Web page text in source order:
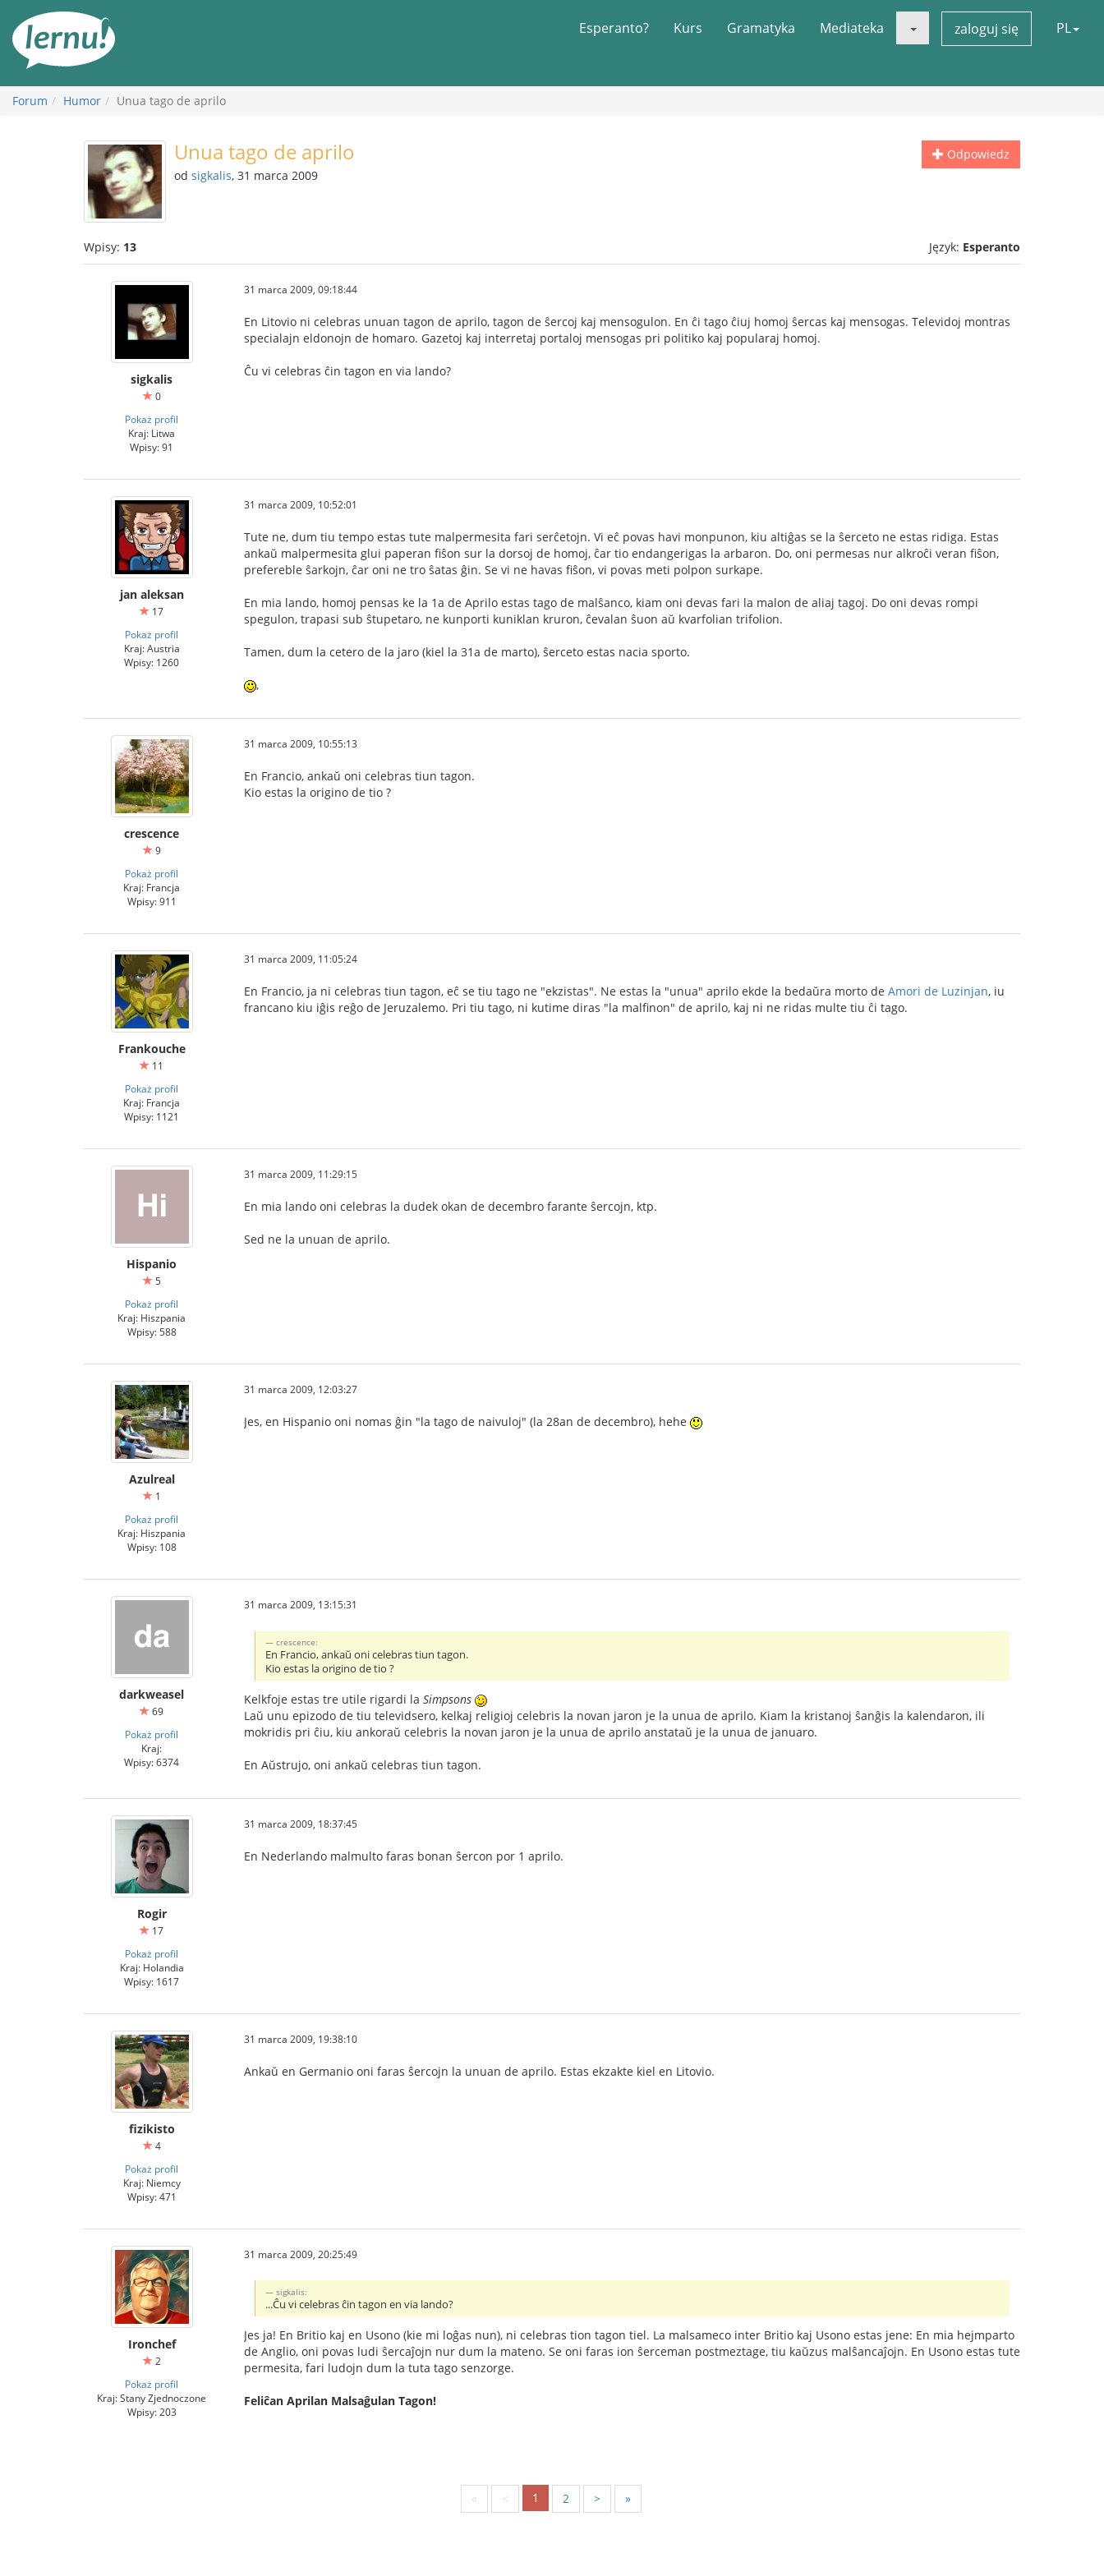
Esperanto? Kurs Gramatyka Mediateka zaloguj się PL
Forum Humor Unua tago de aprilo
Odpowiedz
Unua tago de aprilo
od sigkalis, 31 marca 2009
Wpisy: 13 Język: Esperanto
sigkalis
0
Pokaż profil
Kraj: Litwa
Wpisy: 91
31 marca 2009, 09:18:44
En Litovio ni celebras unuan tagon de aprilo, tagon de ŝercoj kaj mensogulon. En ĉi tago ĉiuj homoj ŝercas kaj mensogas. Televidoj montras
specialajn eldonojn de homaro. Gazetoj kaj interretaj portaloj mensogas pri politiko kaj popularaj homoj.
Ĉu vi celebras ĉin tagon en via lando?
jan aleksan
17
Pokaż profil
Kraj: Austria
Wpisy: 1260
31 marca 2009, 10:52:01
Tute ne, dum tiu tempo estas tute malpermesita fari serĉetojn. Vi eĉ povas havi monpunon, kiu altiĝas se la ŝerceto ne estas ridiga. Estas
ankaŭ malpermesita glui paperan fiŝon sur la dorsoj de homoj, ĉar tio endangerigas la arbaron. Do, oni permesas nur alkroĉi veran fiŝon,
prefereble ŝarkojn, ĉar oni ne tro ŝatas ĝin. Se vi ne havas fiŝon, vi povas meti polpon surkape.
En mia lando, homoj pensas ke la 1a de Aprilo estas tago de malŝanco, kiam oni devas fari la malon de aliaj tagoj. Do oni devas rompi
spegulon, trapasi sub ŝtupetaro, ne kunporti kuniklan kruron, ĉevalan ŝuon aŭ kvarfolian trifolion.
Tamen, dum la cetero de la jaro (kiel la 31a de marto), ŝerceto estas nacia sporto.
,
crescence
9
Pokaż profil
Kraj: Francja
Wpisy: 911
31 marca 2009, 10:55:13
En Francio, ankaŭ oni celebras tiun tagon.
Kio estas la origino de tio ?
Frankouche
11
Pokaż profil
Kraj: Francja
Wpisy: 1121
31 marca 2009, 11:05:24
En Francio, ja ni celebras tiun tagon, eĉ se tiu tago ne "ekzistas". Ne estas la "unua" aprilo ekde la bedaŭra morto de Amori de Luzinjan, iu
francano kiu iĝis reĝo de Jeruzalemo. Pri tiu tago, ni kutime diras "la malfinon" de aprilo, kaj ni ne ridas multe tiu ĉi tago.
Hispanio
5
Pokaż profil
Kraj: Hiszpania
Wpisy: 588
31 marca 2009, 11:29:15
En mia lando oni celebras la dudek okan de decembro farante ŝercojn, ktp.
Sed ne la unuan de aprilo.
Azulreal
1
Pokaż profil
Kraj: Hiszpania
Wpisy: 108
31 marca 2009, 12:03:27
Jes, en Hispanio oni nomas ĝin "la tago de naivuloj" (la 28an de decembro), hehe
darkweasel
69
Pokaż profil
Kraj:
Wpisy: 6374
31 marca 2009, 13:15:31
crescence:
En Francio, ankaŭ oni celebras tiun tagon.
Kio estas la origino de tio ?
Kelkfoje estas tre utile rigardi la Simpsons
Laŭ unu epizodo de tiu televidsero, kelkaj religioj celebris la novan jaron je la unua de aprilo. Kiam la kristanoj ŝanĝis la kalendaron, ili
mokridis pri ĉiu, kiu ankoraŭ celebris la novan jaron je la unua de aprilo anstataŭ je la unua de januaro.
En Aŭstrujo, oni ankaŭ celebras tiun tagon.
Rogir
17
Pokaż profil
Kraj: Holandia
Wpisy: 1617
31 marca 2009, 18:37:45
En Nederlando malmulto faras bonan ŝercon por 1 aprilo.
fizikisto
4
Pokaż profil
Kraj: Niemcy
Wpisy: 471
31 marca 2009, 19:38:10
Ankaŭ en Germanio oni faras ŝercojn la unuan de aprilo. Estas ekzakte kiel en Litovio.
Ironchef
2
Pokaż profil
Kraj: Stany Zjednoczone
Wpisy: 203
31 marca 2009, 20:25:49
sigkalis:
...Ĉu vi celebras ĉin tagon en via lando?
Jes ja! En Britio kaj en Usono (kie mi loĝas nun), ni celebras tion tagon tiel. La malsameco inter Britio kaj Usono estas jene: En mia hejmparto
de Anglio, oni povas ludi ŝercaĵojn nur dum la mateno. Se oni faras ion ŝerceman postmeztage, tiu kaŭzus malŝancaĵojn. En Usono estas tute
permesita, fari ludojn dum la tuta tago senzorge.
Feliĉan Aprilan Malsaĝulan Tagon!
« < 1 2 > »